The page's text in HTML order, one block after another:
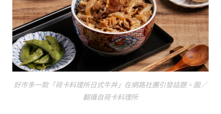
好市多一款「荷卡料理所日式牛丼」在網路社團引發話題。圖／
翻攝自荷卡料理所